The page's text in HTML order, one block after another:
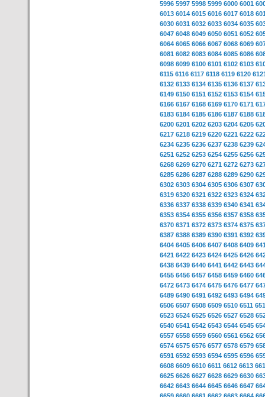
5996 5997 5998 5999 6000 6001
6013 6014 6015 6016 6017 6018
6030 6031 6032 6033 6034 6035
6047 6048 6049 6050 6051 6052
6064 6065 6066 6067 6068 6069
6081 6082 6083 6084 6085 6086
6098 6099 6100 6101 6102 6103
6115 6116 6117 6118 6119 6120
6132 6133 6134 6135 6136 6137
6149 6150 6151 6152 6153 6154
6166 6167 6168 6169 6170 6171
6183 6184 6185 6186 6187 6188
6200 6201 6202 6203 6204 6205
6217 6218 6219 6220 6221 6222
6234 6235 6236 6237 6238 6239
6251 6252 6253 6254 6255 6256
6268 6269 6270 6271 6272 6273
6285 6286 6287 6288 6289 6290
6302 6303 6304 6305 6306 6307
6319 6320 6321 6322 6323 6324
6336 6337 6338 6339 6340 6341
6353 6354 6355 6356 6357 6358
6370 6371 6372 6373 6374 6375
6387 6388 6389 6390 6391 6392
6404 6405 6406 6407 6408 6409
6421 6422 6423 6424 6425 6426
6438 6439 6440 6441 6442 6443
6455 6456 6457 6458 6459 6460
6472 6473 6474 6475 6476 6477
6489 6490 6491 6492 6493 6494
6506 6507 6508 6509 6510 6511
6523 6524 6525 6526 6527 6528
6540 6541 6542 6543 6544 6545
6557 6558 6559 6560 6561 6562
6574 6575 6576 6577 6578 6579
6591 6592 6593 6594 6595 6596
6608 6609 6610 6611 6612 6613
6625 6626 6627 6628 6629 6630
6642 6643 6644 6645 6646 6647